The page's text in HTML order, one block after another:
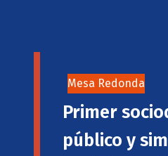
Mesa Redonda
Primer
público y